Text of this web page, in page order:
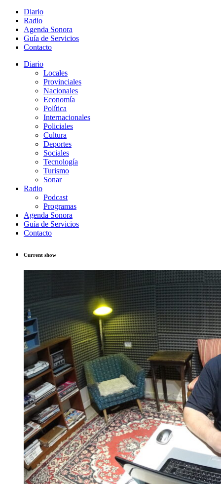
Diario
Radio
Agenda Sonora
Guía de Servicios
Contacto
Diario
Locales
Provinciales
Nacionales
Economía
Política
Internacionales
Policiales
Cultura
Deportes
Sociales
Tecnología
Turismo
Sonar
Radio
Podcast
Programas
Agenda Sonora
Guía de Servicios
Contacto
Current show